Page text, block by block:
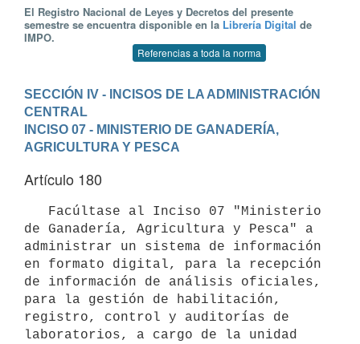
El Registro Nacional de Leyes y Decretos del presente
semestre se encuentra disponible en la Librería Digital de
IMPO.
Referencias a toda la norma
SECCIÓN IV - INCISOS DE LA ADMINISTRACIÓN
CENTRAL
INCISO 07 - MINISTERIO DE GANADERÍA,
AGRICULTURA Y PESCA
Artículo 180
de Ganadería, Agricultura y Pesca" a
administrar un sistema de información
en formato digital, para la recepción
de información de análisis oficiales,
para la gestión de habilitación,
registro, control y auditorías de
laboratorios, a cargo de la unidad